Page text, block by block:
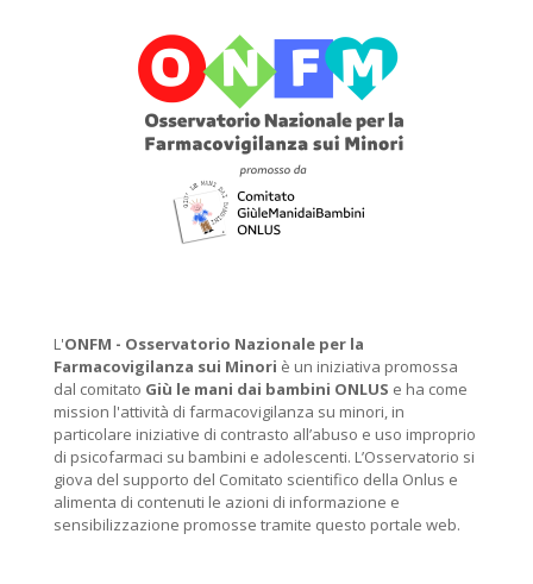
L'ONFM - Osservatorio Nazionale per la
Farmacovigilanza sui Minori è un iniziativa promossa
dal comitato Giù le mani dai bambini ONLUS e ha come
mission l'attività di farmacovigilanza su minori, in
particolare iniziative di contrasto all’abuso e uso improprio
di psicofarmaci su bambini e adolescenti. L’Osservatorio si
giova del supporto del Comitato scientifico della Onlus e
alimenta di contenuti le azioni di informazione e
sensibilizzazione promosse tramite questo portale web.